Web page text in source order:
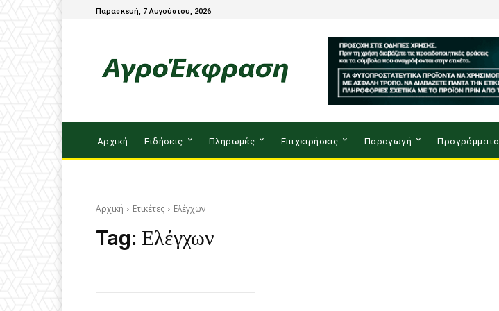
Παρασκευή, 7 Αυγούστου, 2026
Αρχική Ειδήσεις Πληρωμές Επιχειρήσεις Παραγωγή Προγράμματα
Αρχική Ετικέτες Ελέγχων
Tag: Ελέγχων